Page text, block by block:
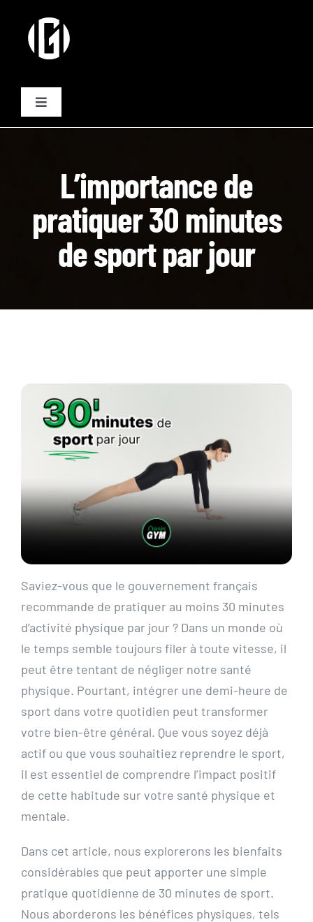
contenu
Toggle
Plannings
Pré-inscription/boutique
L’importance de
pratiquer 30 minutes
de sport par jour
Saviez-vous que le gouvernement français
recommande de pratiquer au moins 30 minutes
d’activité physique par jour ? Dans un monde où
le temps semble toujours filer à toute vitesse, il
peut être tentant de négliger notre santé
physique. Pourtant, intégrer une demi-heure de
sport dans votre quotidien peut transformer
votre bien-être général. Que vous soyez déjà
actif ou que vous souhaitiez reprendre le sport,
il est essentiel de comprendre l’impact positif
de cette habitude sur votre santé physique et
mentale.
Dans cet article, nous explorerons les bienfaits
considérables que peut apporter une simple
pratique quotidienne de 30 minutes de sport.
Nous aborderons les bénéfices physiques, tels